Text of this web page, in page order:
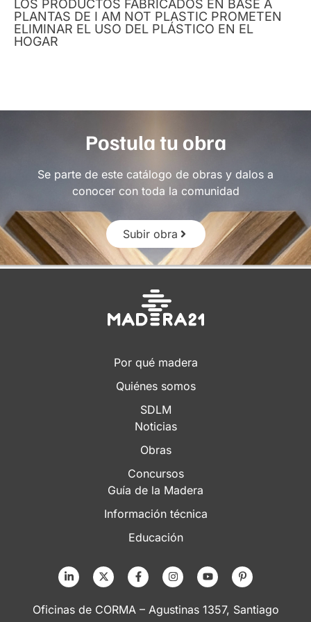
LOS PRODUCTOS FABRICADOS EN BASE A
PLANTAS DE I AM NOT PLASTIC PROMETEN
ELIMINAR EL USO DEL PLÁSTICO EN EL
HOGAR
Postula tu obra
Se parte de este catálogo de obras y dalos a
conocer con toda la comunidad
Subir obra
Por qué madera
Quiénes somos
SDLM
Noticias
Obras
Concursos
Guía de la Madera
Información técnica
Educación
Oficinas de CORMA – Agustinas 1357, Santiago